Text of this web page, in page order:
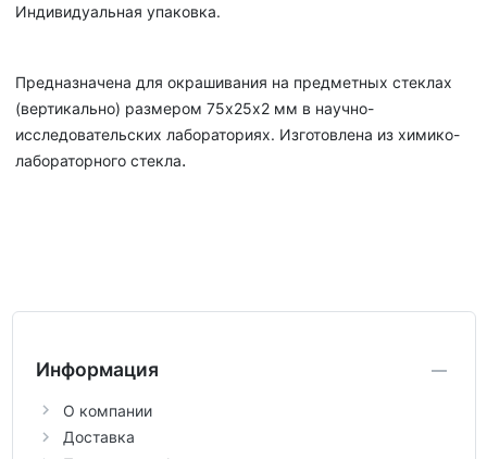
Индивидуальная упаковка.
Предназначена для окрашивания на предметных стеклах
(вертикально) размером 75х25х2 мм в научно-
исследовательских лабораториях. Изготовлена из химико-
лабораторного стекла.
Информация
О компании
Доставка